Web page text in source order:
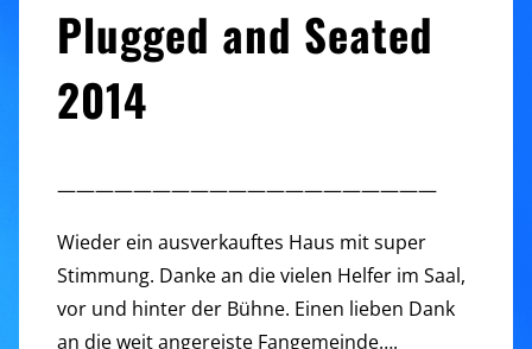
Plugged and Seated
2014
————————————————————
Wieder ein ausverkauftes Haus mit super
Stimmung. Danke an die vielen Helfer im Saal,
vor und hinter der Bühne. Einen lieben Dank
an die weit angereiste Fangemeinde….